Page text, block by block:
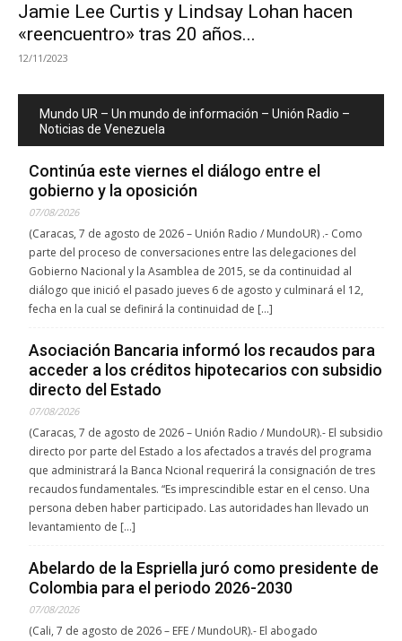
Jamie Lee Curtis y Lindsay Lohan hacen
«reencuentro» tras 20 años...
12/11/2023
Mundo UR – Un mundo de información – Unión Radio –
Noticias de Venezuela
Continúa este viernes el diálogo entre el
gobierno y la oposición
07/08/2026
(Caracas, 7 de agosto de 2026 – Unión Radio / MundoUR) .- Como
parte del proceso de conversaciones entre las delegaciones del
Gobierno Nacional y la Asamblea de 2015, se da continuidad al
diálogo que inició el pasado jueves 6 de agosto y culminará el 12,
fecha en la cual se definirá la continuidad de […]
Asociación Bancaria informó los recaudos para
acceder a los créditos hipotecarios con subsidio
directo del Estado
07/08/2026
(Caracas, 7 de agosto de 2026 – Unión Radio / MundoUR).- El subsidio
directo por parte del Estado a los afectados a través del programa
que administrará la Banca Ncional requerirá la consignación de tres
recaudos fundamentales. “Es imprescindible estar en el censo. Una
persona deben haber participado. Las autoridades han llevado un
levantamiento de […]
Abelardo de la Espriella juró como presidente de
Colombia para el periodo 2026-2030
07/08/2026
(Cali, 7 de agosto de 2026 – EFE / MundoUR).- El abogado